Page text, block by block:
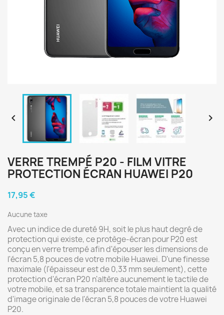
 
VERRE TREMPÉ P20 - FILM VITRE
PROTECTION ÉCRAN HUAWEI P20
17,95 €
Aucune taxe
Avec un indice de dureté 9H, soit le plus haut degré de
protection qui existe, ce protège-écran pour P20 est
conçu en verre trempé afin d'épouser les dimensions de
l'écran 5,8 pouces de votre mobile Huawei. D'une finesse
maximale (l'épaisseur est de 0,33 mm seulement), cette
protection d'écran P20 n'altère aucunement le tactile de
votre mobile, et sa transparence totale maintient la qualité
d'image originale de l'écran 5,8 pouces de votre Huawei
P20.